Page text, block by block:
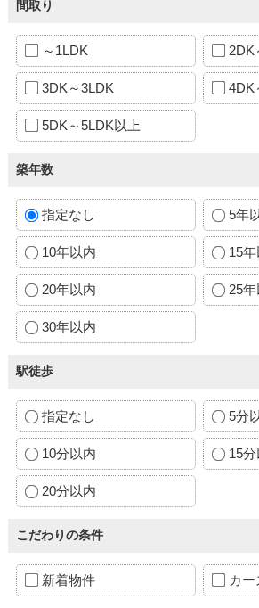
間取り
～1LDK 2DK
3DK～3LDK 4DK
5DK～5LDK以上
築年数
指定なし 5年
10年以内 15
20年以内 25
30年以内
駅徒歩
指定なし 5分
10分以内 15
20分以内
こだわりの条件
新着物件 カ